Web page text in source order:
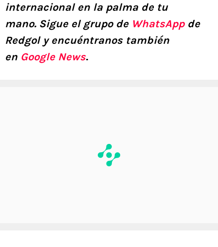
internacional en la palma de tu
mano. Sigue el grupo de WhatsAppde
Redgol y encuéntranos también
en Google News.